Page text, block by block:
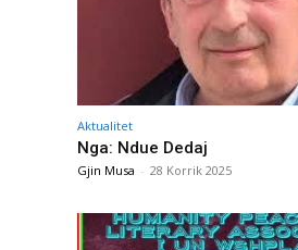
Aktualitet
Nga: Ndue Dedaj
Gjin Musa - 28 Korrik 2025